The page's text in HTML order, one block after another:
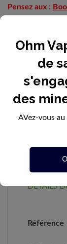
Ohm
de
des
AVez-vous
Pensez aux :
Quantité
DÉTAILS
Référence